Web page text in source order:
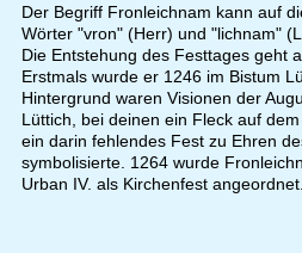
Der Begriff Fronleichnam kann auf
Wörter "vron" (Herr) und "lichnam"
Die Entstehung des Festtages geht
Erstmals wurde er 1246 im Bistum
Hintergrund waren Visionen der
Lüttich, bei deinen ein Fleck auf
ein darin fehlendes Fest zu Ehren
symbolisierte. 1264 wurde
Urban IV. als Kirchenfest angeordnet.